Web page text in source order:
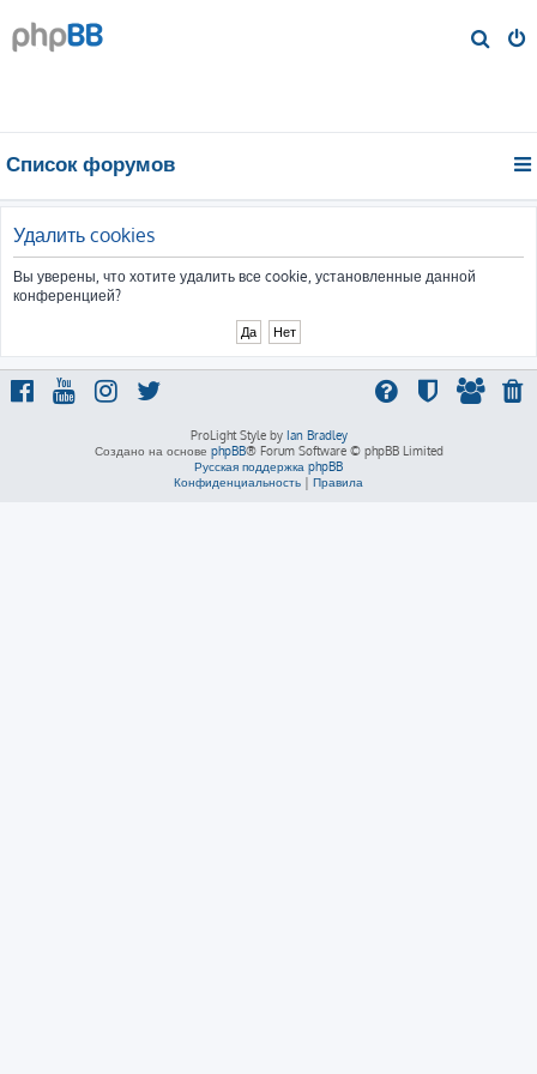
Список форумов
Удалить cookies
Вы уверены, что хотите удалить все cookie, установленные данной
конференцией?
ProLight Style by Ian Bradley
Создано на основе phpBB® Forum Software © phpBB Limited
Русская поддержка phpBB
Конфиденциальность | Правила